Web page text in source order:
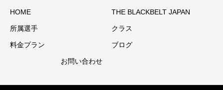
HOME THE BLACKBELT JAPAN
所属選手 クラス
料金プラン ブログ
お問い合わせ